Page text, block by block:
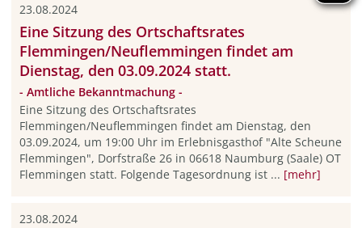
23.08.2024
Eine Sitzung des Ortschaftsrates
Flemmingen/Neuflemmingen findet am
Dienstag, den 03.09.2024 statt.
- Amtliche Bekanntmachung -
Eine Sitzung des Ortschaftsrates
Flemmingen/Neuflemmingen findet am Dienstag, den
03.09.2024, um 19:00 Uhr im Erlebnisgasthof "Alte Scheune
Flemmingen", Dorfstraße 26 in 06618 Naumburg (Saale) OT
Flemmingen statt. Folgende Tagesordnung ist ... [mehr]
23.08.2024